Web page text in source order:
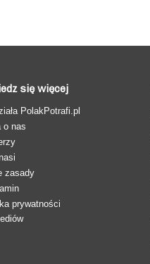
się więcej
PolakPotrafi.pl
o nas
zasady
prywatności